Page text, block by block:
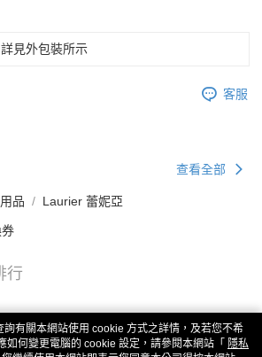
詳見外包裝所示
客服
查看全部
品 Laurier 蕾妮亞
行
有關本網站使用 cookie 方式之詳情，及若您不希
如何變更電腦的 cookie 設定，請參閱本網站「 隱私